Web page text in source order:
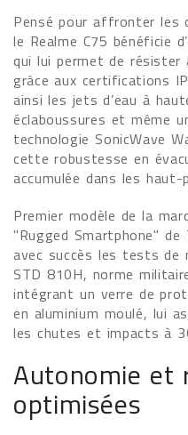
Pensé pour affronter les
le Realme C75 bénéficie
qui lui permet de résister
grâce aux certifications
ainsi les jets d’eau à
éclaboussures et même
technologie SonicWave
cette robustesse en
accumulée dans les haut-
Premier modèle de la
"Rugged Smartphone" de
avec succès les tests de
STD 810H, norme
intégrant un verre de
en aluminium moulé, lui
les chutes et impacts à
Autonomie et
optimisées